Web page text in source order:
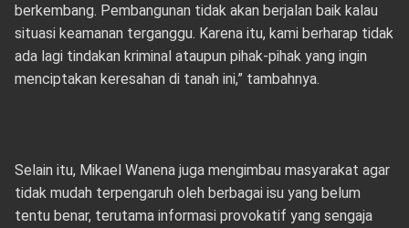
berkembang. Pembangunan tidak akan berjalan baik kalau
situasi keamanan terganggu. Karena itu, kami berharap tidak
ada lagi tindakan kriminal ataupun pihak-pihak yang ingin
menciptakan keresahan di tanah ini,” tambahnya.
Selain itu, Mikael Wanena juga mengimbau masyarakat agar
tidak mudah terpengaruh oleh berbagai isu yang belum
tentu benar, terutama informasi provokatif yang sengaja